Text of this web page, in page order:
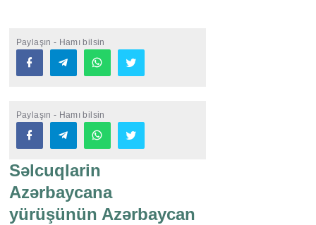
Paylaşın - Hamı bilsin
Paylaşın - Hamı bilsin
Səlcuqlarin
Azərbaycana
yürüşünün Azərbaycan